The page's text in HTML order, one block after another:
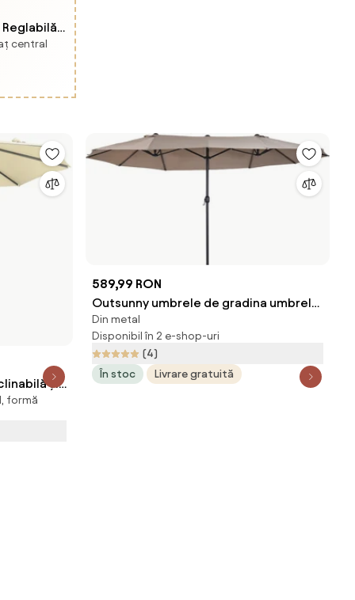
central
și
|
formă
589,99 RON
Outsunny umbrele de gradina umbrela
dubla 4.6m gradina piscina | Aosom
Romania
Din metal
Disponibil în 2 e-shop-uri
(4)
În stoc
Livrare gratuită